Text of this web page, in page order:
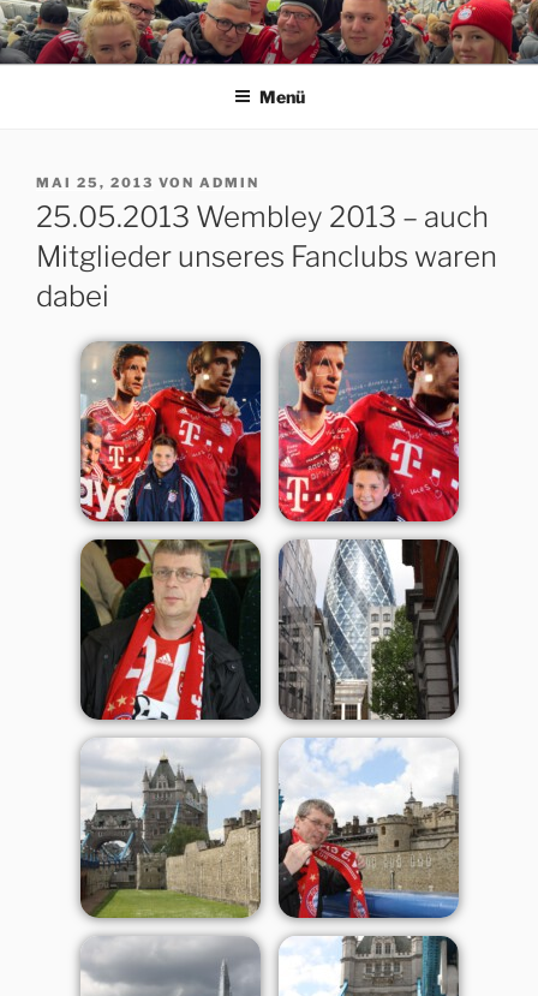
Zum
Inhalt
springenERFORDIA BAVARIA E.V.
Herzlich Willkommen auf der Homepage des Erfurter FC Bayern
Menü
VERÖFFENTLICHT
AM
MAI 25, 2013 VON ADMIN
25.05.2013 Wembley 2013 – auch
Mitglieder unseres Fanclubs waren
dabei